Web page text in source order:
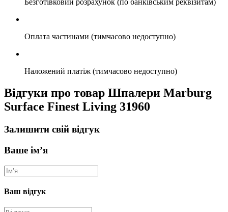
Безготівковий розрахунок (по банківським реквізитам)
Оплата частинами (тимчасово недоступно)
Наложений платіж (тимчасово недоступно)
Відгуки про товар Шпалери Marburg
Surface Finest Living 31960
Залишити свій відгук
Ваше ім’я
Ваш відгук